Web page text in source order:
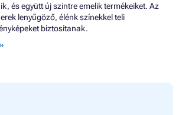
és együtt új szintre emelik termékeiket. Az
lenyűgöző, élénk színekkel teli
biztosítanak.